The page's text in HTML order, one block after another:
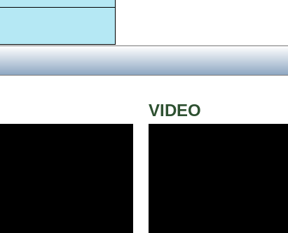
VIDEO